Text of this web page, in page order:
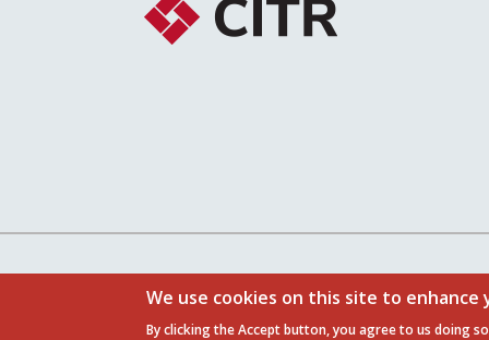
Follow us on:
We use cookies on this site to enhance
By clicking the Accept button, you agree to us doing